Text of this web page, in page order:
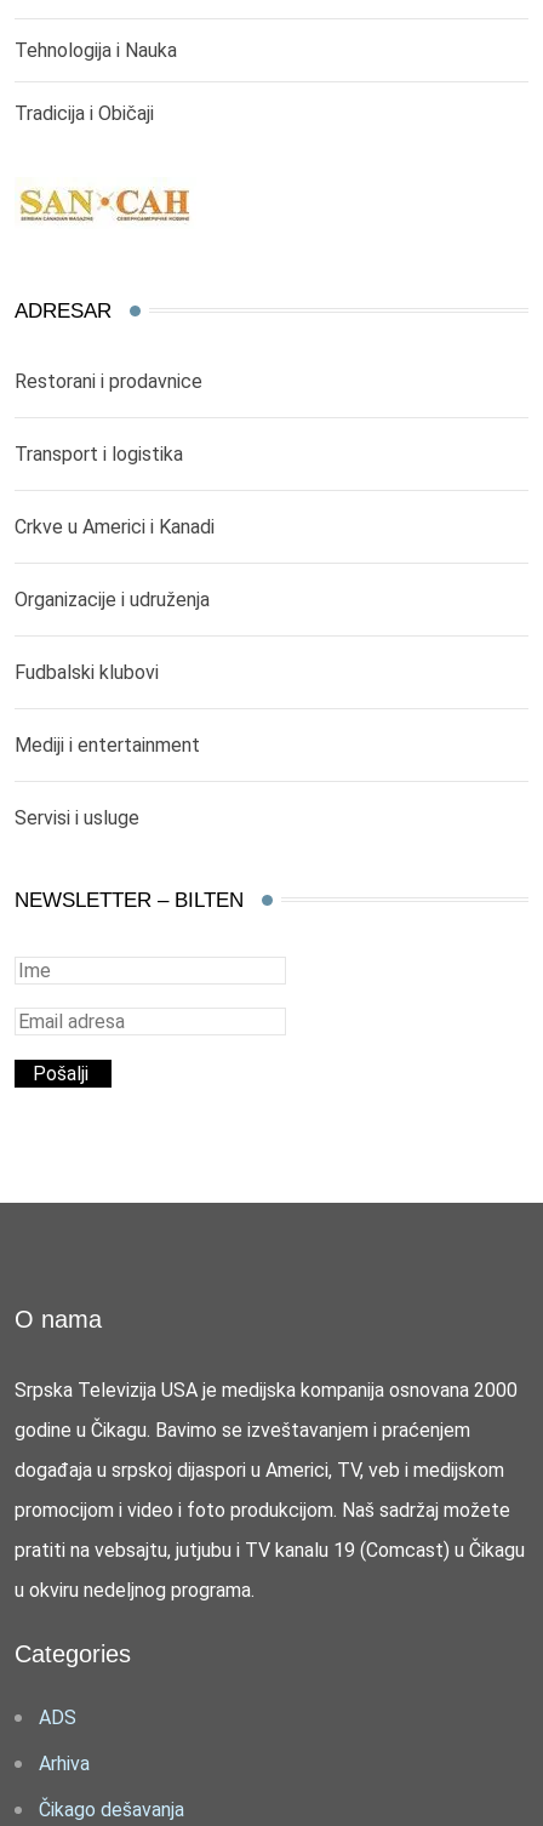
Tehnologija i Nauka
Tradicija i Običaji
ADRESAR
Restorani i prodavnice
Transport i logistika
Crkve u Americi i Kanadi
Organizacije i udruženja
Fudbalski klubovi
Mediji i entertainment
Servisi i usluge
NEWSLETTER – BILTEN
O nama
Srpska Televizija USA je medijska kompanija osnovana 2000
godine u Čikagu. Bavimo se izveštavanjem i praćenjem
događaja u srpskoj dijaspori u Americi, TV, veb i medijskom
promocijom i video i foto produkcijom. Naš sadržaj možete
pratiti na vebsajtu, jutjubu i TV kanalu 19 (Comcast) u Čikagu
u okviru nedeljnog programa.
Categories
ADS
Arhiva
Čikago dešavanja